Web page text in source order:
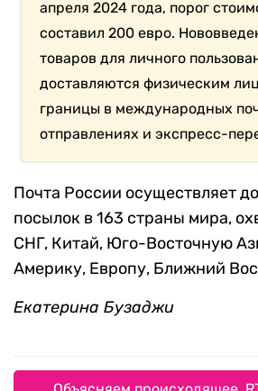
апреля 2024 года, порог
составил 200 евро.
товаров для личного
доставляются физическим
границы в международных
отправлениях и экспресс-
Почта России осуществляет
посылок в 163 страны мира,
СНГ, Китай, Юго-Восточную
Америку, Европу, Ближний
Екатерина Бузаджи